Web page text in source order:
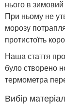
нього в зимовий
При ньому не
морозу
протистоїть
Наша стаття
було створено
термометра
Вибір